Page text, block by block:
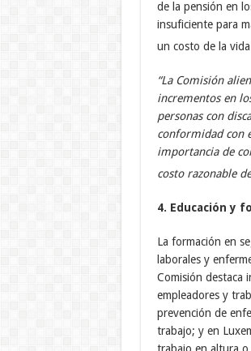
de la pensión en
insuficiente para
un costo de la
“La Comisión
incrementos en
personas con
conformidad con
importancia de
costo razonable
4. Educación y
La formación en
laborales y
Comisión destaca
empleadores y
prevención de
trabajo; y en
trabajo en altura o